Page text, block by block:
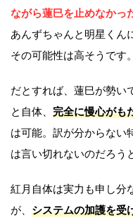
ながら蓮巳を止めなかっ
あんずちゃんと明星くん
その可能性は高そうです。
だとすれば、蓮巳が勢い
と自体、 完全に慢心がも
は可能。訳が分からない
は言い切れないのだろう
紅月自体は実力も申し分
が、 システムの加護を受